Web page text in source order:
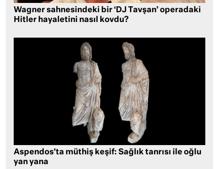
Wagner sahnesindeki bir ‘DJ Tavşan’ operadaki
Hitler hayaletini nasıl kovdu?
Aspendos’ta müthiş keşif: Sağlık tanrısı ile oğlu
yan yana